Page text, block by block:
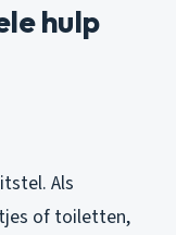
hulp
Als
of toiletten,